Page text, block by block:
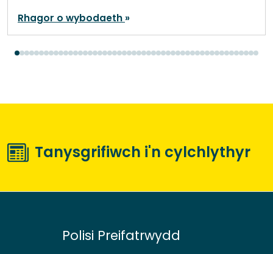
Rhagor o wybodaeth
Tanysgrifiwch i'n cylchlythyr
Polisi Preifatrwydd